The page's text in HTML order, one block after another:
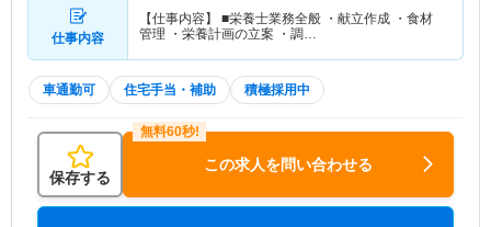
仕事内容
【仕事内容】 ■栄養士業務全般 ・献立作成 ・食材
管理 ・栄養計画の立案 ・調…
車通勤可 住宅手当・補助 積極採用中
保存する
この求人を問い合わせる